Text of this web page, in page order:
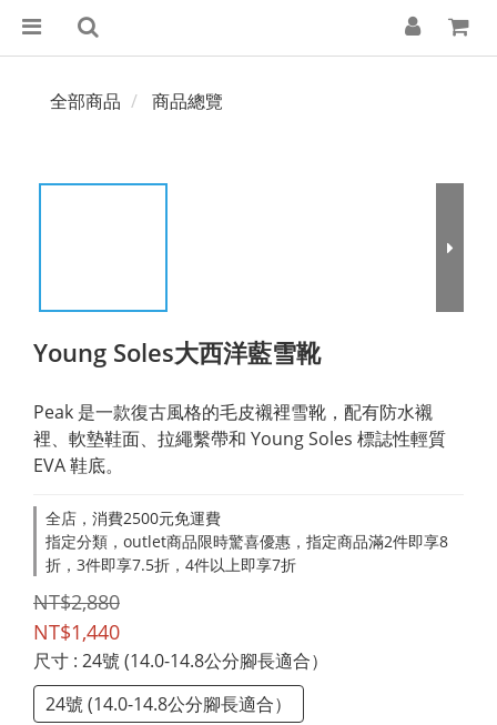
全部商品 商品總覽
Young Soles大西洋藍雪靴
Peak 是一款復古風格的毛皮襯裡雪靴，配有防水襯
裡、軟墊鞋面、拉繩繫帶和 Young Soles 標誌性輕質
EVA 鞋底。
全店，消費2500元免運費
指定分類，outlet商品限時驚喜優惠，指定商品滿2件即享8
折，3件即享7.5折，4件以上即享7折
NT$2,880
NT$1,440
尺寸 : 24號 (14.0-14.8公分腳長適合）
24號 (14.0-14.8公分腳長適合）